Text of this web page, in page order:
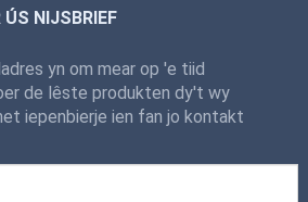
ÚS NIJSBRIEF
yn om mear op 'e tiid
de lêste produkten dy't wy
iepenbierje ien fan jo kontakt